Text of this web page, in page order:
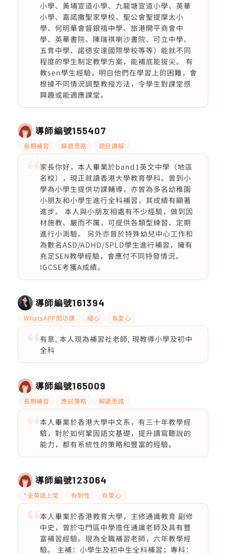
小學、黃埔宣道小學、九龍塘宣道小學、英華
小學、嘉諾撒聖家學校、聖公會聖提摩太小
學、何明華會督銀禧中學、旅港開平商會中
學、英華書院、陳瑞祺喇沙書院、可立中學、
五育中學、諾德安達國際學校等等）能就不同
程度的學生制定教學方案，能補底能拔尖。 有
教sen學生經驗，明白他們在學習上的困難，會
根據不同情況調整教授方法，令學生對課堂感
興趣或能適應課堂。
導師編號155407
長期補習 解題思路 題目講解
家長你好，本人畢業於band1英文中學（地區
名校），現正就讀香港大學教育學科。曾到小
學為小學生提供功課輔導，亦曾為多名幼稚園
小朋友和小學生進行全科補習，其成績有顯著
進步。 本人與小朋友相處有不少經驗，做到因
材施教、嚴而不厲，可提供各類型練習、定期
進行小測驗。 另外亦曾於特殊幼兒中心工作和
為數名ASD/ADHD/SPLD學生進行補習，擁有
充足SEN教學經驗，會應付不同特發情況。
IGCSE考獲A成績。
導師編號161394
WhatsAPP問功課 細心 有愛心
有意, 本人現為補習社老師, 現教導小學及初中
全科
導師編號165009
長期補習 應試策略 解題思路
本人畢業於香港大學中文系，有三十年教學經
驗，對於如何鞏固語文基礎，提升讀寫聽說的
能力，都有系統性的策略和豐富的經驗。
導師編號123064
*全英語上堂 有耐性 有愛心
本人畢業於香港教育大學，主修通識教育 副修
中史，曾於屯門區中學擔任通識老師及具有豐
富補習經驗。現為全職補習老師，六年教學經
驗。 主補：小學生及初中生全科補習；專科：